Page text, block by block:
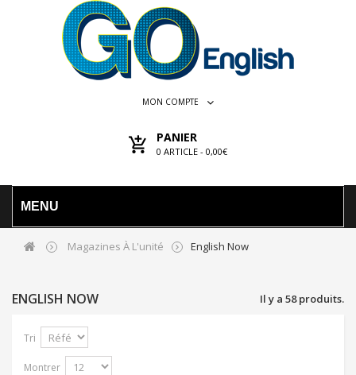
MON COMPTE
PANIER
0 ARTICLE - 0,00€
MENU
Magazines À L'unité English Now
ENGLISH NOW Il y a 58 produits.
Tri
Montrer